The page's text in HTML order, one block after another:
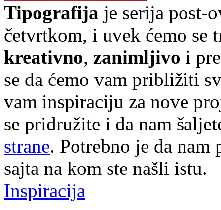
Tipografija je serija post-
četvrtkom, i uvek ćemo se
kreativno, zanimljivo i
se da ćemo vam približiti
vam inspiraciju za nove
se pridružite i da nam
strane. Potrebno je da
sajta na kom ste našli istu.
Inspiracija